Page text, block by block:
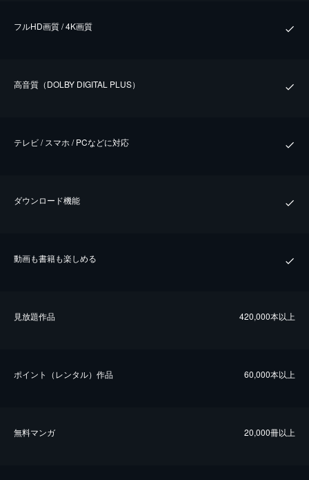
フルHD画質 / 4K画質
⾼⾳質（DOLBY DIGITAL PLUS）
テレビ / スマホ / PCなどに対応
ダウンロード機能
動画も書籍も楽しめる
⾒放題作品 420,000本以上
ポイント（レンタル）作品 60,000本以上
無料マンガ 20,000冊以上